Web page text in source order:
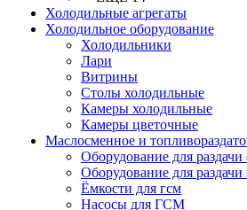
Холодильные агрегаты
Холодильное оборудование
Холодильники
Лари
Витрины
Столы холодильные
Камеры холодильные
Камеры цветочные
Маслосменное и
Оборудование для раздачи
Оборудование для раздачи
Ёмкости для гсм
Насосы для ГСМ